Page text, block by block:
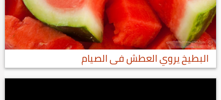
البطيخ يروي العطش فى الصيام